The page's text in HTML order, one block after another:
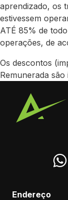
aprendizado, os
estivessem
ATÉ 85% de
operações, de
Os descontos
Remunerada são
Endereço